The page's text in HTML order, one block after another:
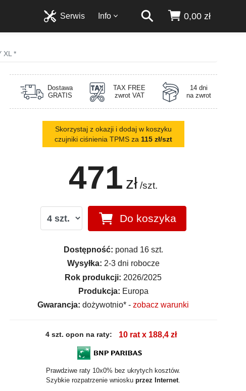
0,00 zł
Info
Serwis
XL *
Dostawa
GRATIS
TAX FREE
zwrot VAT
14 dni
na zwrot
Skorzystaj z okazji i dodaj w koszyku
czujniki ciśnienia TPMS za 115 zł/szt
471 zł /szt.
Do koszyka
Dostępność: ponad 16 szt.
Wysyłka: 2-3 dni robocze
Rok produkcji: 2026/2025
Produkcja: Europa
Gwarancja: dożywotnio* -zobacz warunki
4 szt. opon na raty: 10 rat x 188,4 zł
Prawdziwe raty 10x0% bez ukrytych kosztów.
Szybkie rozpatrzenie wnioskuprzez Internet.